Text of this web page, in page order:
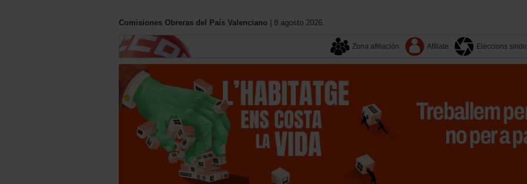
Comisiones Obreras del País Valenciano | 8 agosto 2026.
Zona afiliación Afíliate Eleccions